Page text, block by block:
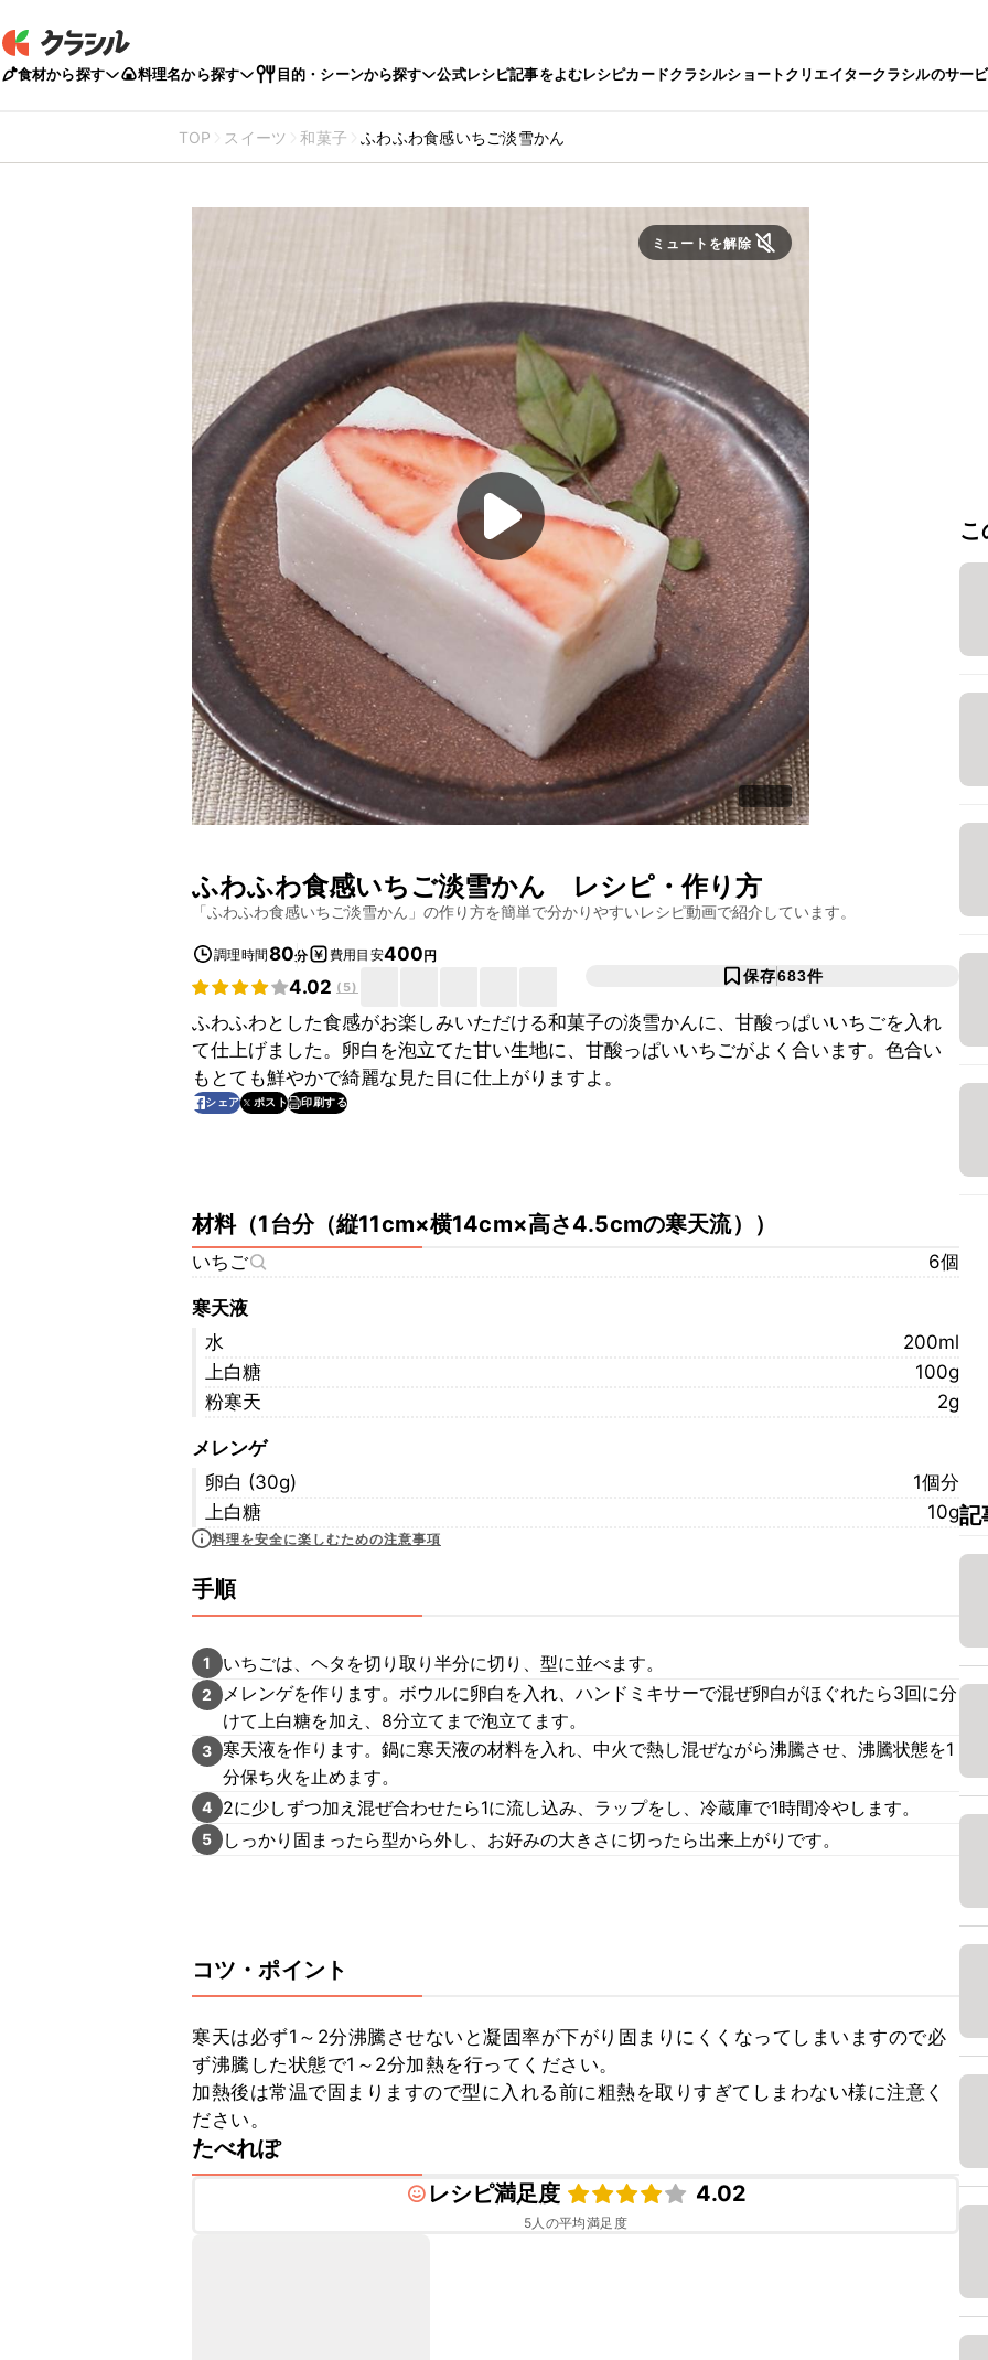
食材から探す 料理名から探す 目的・シーンから探す 公式レシピ記事をよむレシピカードクラシルショートクリエイタークラシルのサー
TOP スイーツ 和菓子 ふわふわ食感いちご淡雪かん
ミュートを解除
ふわふわ食感いちご淡雪かん レシピ・作り方
「ふわふわ食感いちご淡雪かん 」の作り方を簡単で分かりやすいレシピ動画で紹介しています。
調理時間80分 費用目安400円
4.02 ( 5)
保存683件
ふわふわとした食感がお楽しみいただける和菓子の淡雪かんに、甘酸っぱいいちごを入れ
て仕上げました。卵白を泡立てた甘い生地に、甘酸っぱいいちごがよく合います。色合い
もとても鮮やかで綺麗な見た目に仕上がりますよ。
シェア ポスト 印刷する
材料（1台分（縦11cm×横14cm×高さ4.5cmの寒天流） ）
いちご 6個
寒天液
水
200ml
上白糖
100g
粉寒天
2g
メレンゲ
卵白 (30g)
1個分
上白糖
10g
料理を安全に楽しむための注意事項
手順
1 いちごは、ヘタを切り取り半分に切り、型に並べます。
2
メレンゲを作ります。ボウルに卵白を入れ、ハンドミキサーで混ぜ卵白がほぐれたら3回に分
けて上白糖を加え、8分立てまで泡立てます。
3 寒天液を作ります。鍋に寒天液の材料を入れ、中火で熱し混ぜながら沸騰させ、沸騰状態を1
分保ち火を止めます。
4 2に少しずつ加え混ぜ合わせたら1に流し込み、ラップをし、冷蔵庫で1時間冷やします。
5 しっかり固まったら型から外し、お好みの大きさに切ったら出来上がりです。
コツ・ポイント
寒天は必ず1～2分沸騰させないと凝固率が下がり固まりにくくなってしまいますので必
ず沸騰した状態で1～2分加熱を行ってください。
加熱後は常温で固まりますので型に入れる前に粗熱を取りすぎてしまわない様に注意く
ださい。
たべれぽ
レシピ満足度
4.02
5人の平均満足度
記